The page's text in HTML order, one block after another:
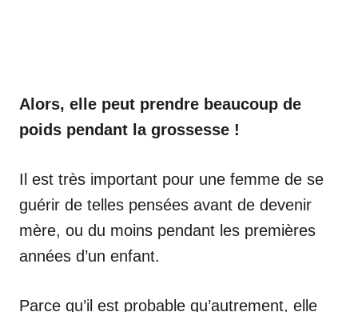
Alors, elle peut prendre beaucoup de
poids pendant la grossesse !
Il est très important pour une femme de se
guérir de telles pensées avant de devenir
mère, ou du moins pendant les premières
années d’un enfant.
Parce qu’il est probable qu’autrement, elle